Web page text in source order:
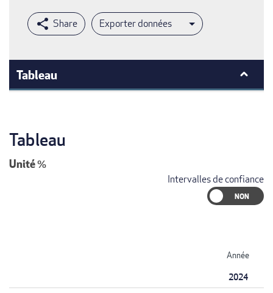
Exporter données
Tableau
Tableau
Unité%
Intervalles de confiance
Année
2024